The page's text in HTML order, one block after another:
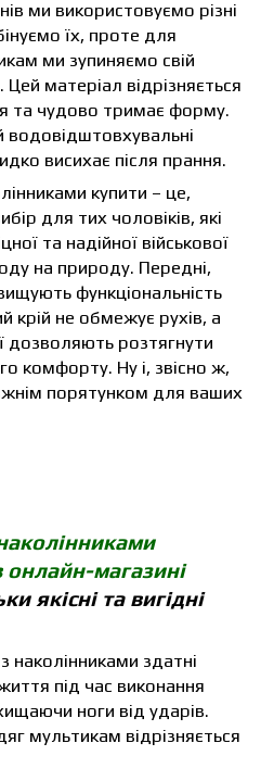
ми використовуємо різні
їх, проте для
ми зупиняємо свій
матеріал відрізняється
та чудово тримає форму.
висихає після прання.
купити – це,
для тих чоловіків, які
та надійної військової
на природу. Передні,
функціональність
крій не обмежує рухів, а
дозволяють розтягнути
комфорту. Ну і, звісно ж,
порятунком для ваших
магазині
якісні та вигідні
здатні
під час виконання
ноги від ударів.
мультикам відрізняється